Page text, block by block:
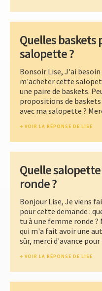
Quelles
salopette ?
Bonsoir Lise, J'ai
m'acheter cette
une paire de baskets.
propositions de
avec ma salopette ?
VOIR LA RÉPONSE DE LISE
Quelle
ronde ?
Bonjour Lise, Je viens
pour cette demande :
tu à une femme ronde ?
qui m'a fait avoir une
sûr, merci d'avance
VOIR LA RÉPONSE DE LISE